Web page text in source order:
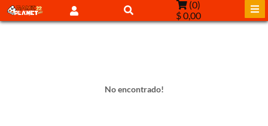
(0)
$ 0,00
No encontrado!